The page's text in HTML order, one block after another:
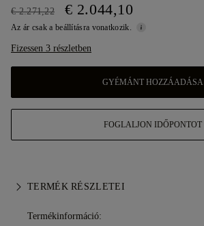
€ 2.271,22 € 2.044,10
Az ár csak a beállításra vonatkozik.
Fizessen 3 részletben
GYÉMÁNT HOZZÁADÁSA
FOGLALJON IDŐPONTOT
TERMÉK RÉSZLETEI
Termékinformáció: